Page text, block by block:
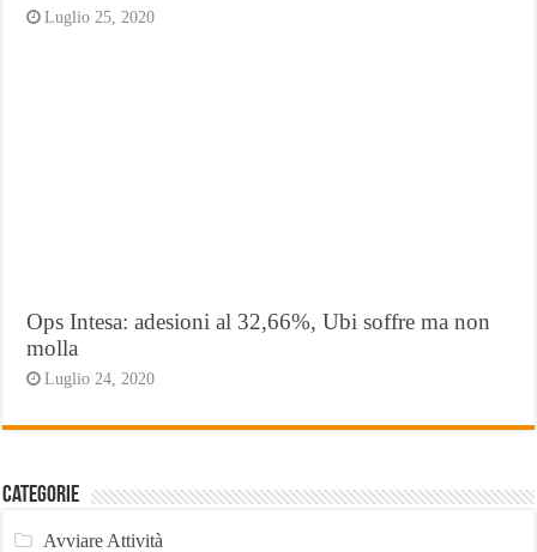
Luglio 25, 2020
Ops Intesa: adesioni al 32,66%, Ubi soffre ma non
molla
Luglio 24, 2020
Categorie
Avviare Attività